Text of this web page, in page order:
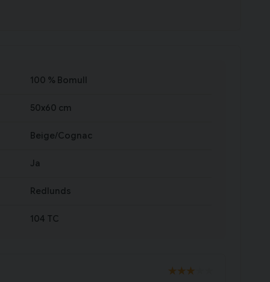
100 % Bomull
50x60 cm
Beige/Cognac
Ja
Redlunds
104 TC